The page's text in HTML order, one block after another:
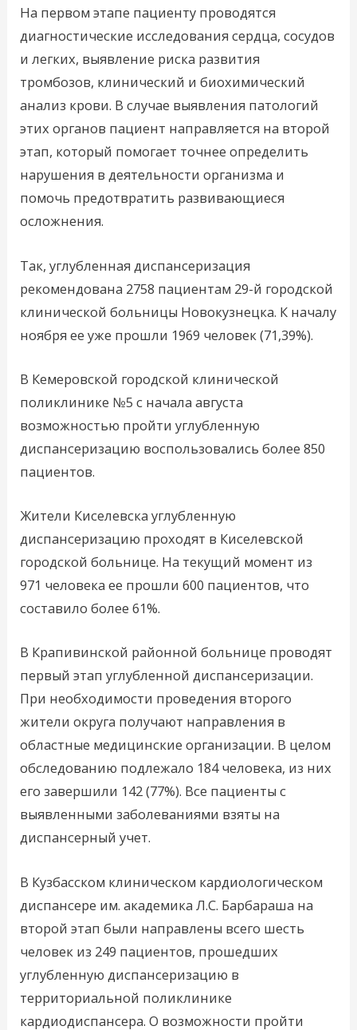
На первом этапе пациенту проводятся
диагностические исследования сердца, сосудов
и легких, выявление риска развития
тромбозов, клинический и биохимический
анализ крови. В случае выявления патологий
этих органов пациент направляется на второй
этап, который помогает точнее определить
нарушения в деятельности организма и
помочь предотвратить развивающиеся
осложнения.
Так, углубленная диспансеризация
рекомендована 2758 пациентам 29-й городской
клинической больницы Новокузнецка. К началу
ноября ее уже прошли 1969 человек (71,39%).
В Кемеровской городской клинической
поликлинике №5 с начала августа
возможностью пройти углубленную
диспансеризацию воспользовались более 850
пациентов.
Жители Киселевска углубленную
диспансеризацию проходят в Киселевской
городской больнице. На текущий момент из
971 человека ее прошли 600 пациентов, что
составило более 61%.
В Крапивинской районной больнице проводят
первый этап углубленной диспансеризации.
При необходимости проведения второго
жители округа получают направления в
областные медицинские организации. В целом
обследованию подлежало 184 человека, из них
его завершили 142 (77%). Все пациенты с
выявленными заболеваниями взяты на
диспансерный учет.
В Кузбасском клиническом кардиологическом
диспансере им. академика Л.С. Барбараша на
второй этап были направлены всего шесть
человек из 249 пациентов, прошедших
углубленную диспансеризацию в
территориальной поликлинике
кардиодиспансера. О возможности пройти